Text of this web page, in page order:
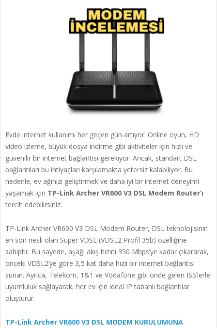
Evde internet kullanımı her geçen gün artıyor. Online oyun, HD
video izleme, büyük dosya indirme gibi aktiviteler için hızlı ve
güvenilir bir internet bağlantısı gerekiyor. Ancak, standart DSL
bağlantıları bu ihtiyaçları karşılamakta yetersiz kalabiliyor. Bu
nedenle, ev ağınızı geliştirmek ve daha iyi bir internet deneyimi
yaşamak için TP-Link Archer VR600 V3 DSL Modem Router’ı
tercih edebilirsiniz.
TP-Link Archer VR600 V3 DSL Modem Router, DSL teknolojisinin
en son nesli olan Süper VDSL (VDSL2 Profil 35b) özelliğine
sahiptir. Bu sayede, aşağı akış hızını 350 Mbps’ye kadar çıkararak,
önceki VDSL2’ye göre 3,5 kat daha hızlı bir internet bağlantısı
sunar. Ayrıca, Telekom, 1&1 ve Vodafone gibi önde gelen ISS’lerle
uyumluluk sağlayarak, her ev için ideal IP tabanlı bağlantılar
oluşturur.
TP-Link Archer VR600 V3 DSL MODEM KURULUMUNA